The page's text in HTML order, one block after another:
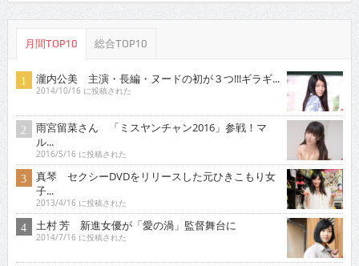
月間TOP10 総合TOP10
瀧内公美 主演・長編・ヌードの初が３つ!!!ギラギ...
2014/10/16 に投稿された
雨宮留菜さん 「ミスヤンチャン2016」参戦！マ
ル...
2016/5/16 に投稿された
真琴 セクシーDVDをリリースした元ひきこもり女
子...
2013/4/16 に投稿された
土村 芳 新進女優が「愛の渦」監督舞台に
2014/7/16 に投稿された